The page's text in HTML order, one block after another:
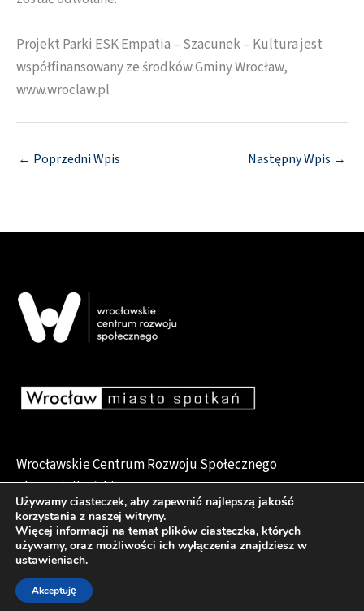
Projekt Parki ESK Empatia – Szacunek – Kultura jest
współfinansowany ze środków Gminy Wrocław,
www.wroclaw.pl
← Poprzedni Wpis Następny Wpis →
Wrocławskie Centrum Rozwoju Społecznego
pl. Dominikański 6, 50-159 Wrocław
Deklaracja dostępności
Używamy ciasteczek, aby zapewnić najlepszą jakość
korzystania z naszej witryny.
Więcej informacji na temat plików ciasteczka, których
używamy, oraz możliwości ich wyłączenia znajdziesz w
ustawieniach.
Akceptuję